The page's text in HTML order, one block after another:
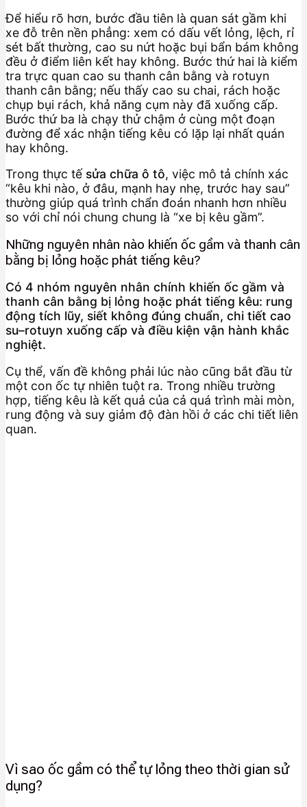
Để hiểu rõ hơn, bước đầu tiên là quan sát gầm khi
xe đỗ trên nền phẳng: xem có dấu vết lỏng, lệch, rỉ
sét bất thường, cao su nứt hoặc bụi bẩn bám không
đều ở điểm liên kết hay không. Bước thứ hai là kiểm
tra trực quan cao su thanh cân bằng và rotuyn
thanh cân bằng; nếu thấy cao su chai, rách hoặc
chụp bụi rách, khả năng cụm này đã xuống cấp.
Bước thứ ba là chạy thử chậm ở cùng một đoạn
đường để xác nhận tiếng kêu có lặp lại nhất quán
hay không.
Trong thực tế sửa chữa ô tô, việc mô tả chính xác
“kêu khi nào, ở đâu, mạnh hay nhẹ, trước hay sau”
thường giúp quá trình chẩn đoán nhanh hơn nhiều
so với chỉ nói chung chung là “xe bị kêu gầm”.
Những nguyên nhân nào khiến ốc gầm và thanh cân
bằng bị lỏng hoặc phát tiếng kêu?
Có 4 nhóm nguyên nhân chính khiến ốc gầm và
thanh cân bằng bị lỏng hoặc phát tiếng kêu: rung
động tích lũy, siết không đúng chuẩn, chi tiết cao
su–rotuyn xuống cấp và điều kiện vận hành khắc
nghiệt.
Cụ thể, vấn đề không phải lúc nào cũng bắt đầu từ
một con ốc tự nhiên tuột ra. Trong nhiều trường
hợp, tiếng kêu là kết quả của cả quá trình mài mòn,
rung động và suy giảm độ đàn hồi ở các chi tiết liên
quan.
Vì sao ốc gầm có thể tự lỏng theo thời gian sử
dụng?